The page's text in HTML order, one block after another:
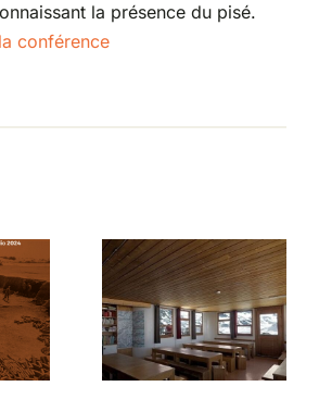
la présence du pisé.
conférence